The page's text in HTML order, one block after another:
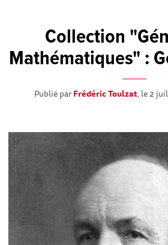
Collection
Mathématiques" :
Publié parFrédéric Toulzat, le 2